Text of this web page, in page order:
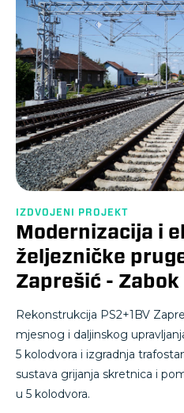
IZDVOJENI PROJEKT
Modernizacija i
željezničke
Zaprešić - Zabok
Rekonstrukcija PS2+1BV
mjesnog i daljinskog
5 kolodvora i izgradnja
sustava grijanja skretnica i
u 5 kolodvora.